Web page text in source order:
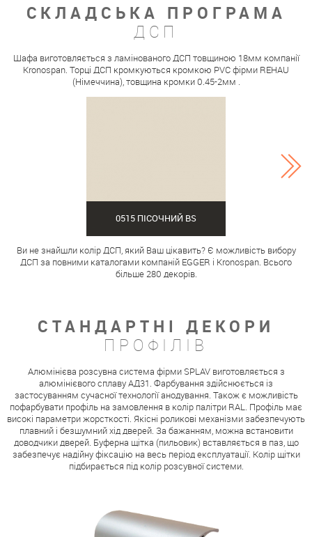
СКЛАДСЬКА ПРОГРАМА
ДСП
Шафа виготовляється з ламінованого ДСП товщиною 18мм компанії
Kronospan. Торці ДСП кромкуються кромкою PVC фірми REHAU
(Німеччина), товщина кромки 0.45-2мм .
0515 ПІСОЧНИЙ BS
Ви не знайшли колір ДСП, який Ваш цікавить? Є можливість вибору
ДСП за повними каталогами компаній EGGER і Kronospan. Всього
більше 280 декорів.
СТАНДАРТНІ ДЕКОРИ
ПРОФІЛІВ
Алюмінієва розсувна система фірми SPLAV виготовляється з
алюмінієвого сплаву АД31. Фарбування здійснюється із
застосуванням сучасної технології анодування. Також є можливість
пофарбувати профіль на замовлення в колір палітри RAL. Профіль має
високі параметри жорсткості. Якісні роликові механізми забезпечують
плавний і безшумний хід дверей. За бажанням, можна встановити
доводчики дверей. Буферна щітка (пильовик) вставляється в паз, що
забезпечує надійну фіксацію на весь період експлуатації. Колір щітки
підбирається під колір розсувної системи.